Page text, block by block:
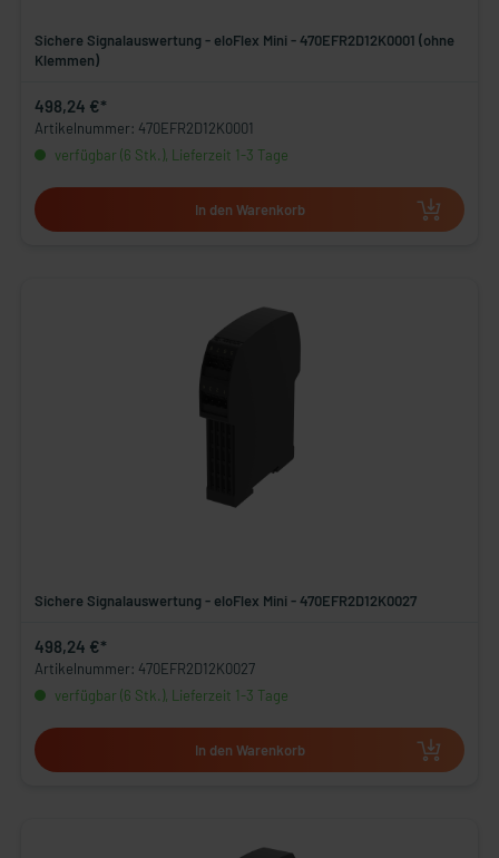
Sichere Signalauswertung - eloFlex Mini - 470EFR2D12K0001 (ohne
Klemmen)
498,24 €*
Artikelnummer: 470EFR2D12K0001
verfügbar (6 Stk.), Lieferzeit 1-3 Tage
In den Warenkorb
Sichere Signalauswertung - eloFlex Mini - 470EFR2D12K0027
498,24 €*
Artikelnummer: 470EFR2D12K0027
verfügbar (6 Stk.), Lieferzeit 1-3 Tage
In den Warenkorb